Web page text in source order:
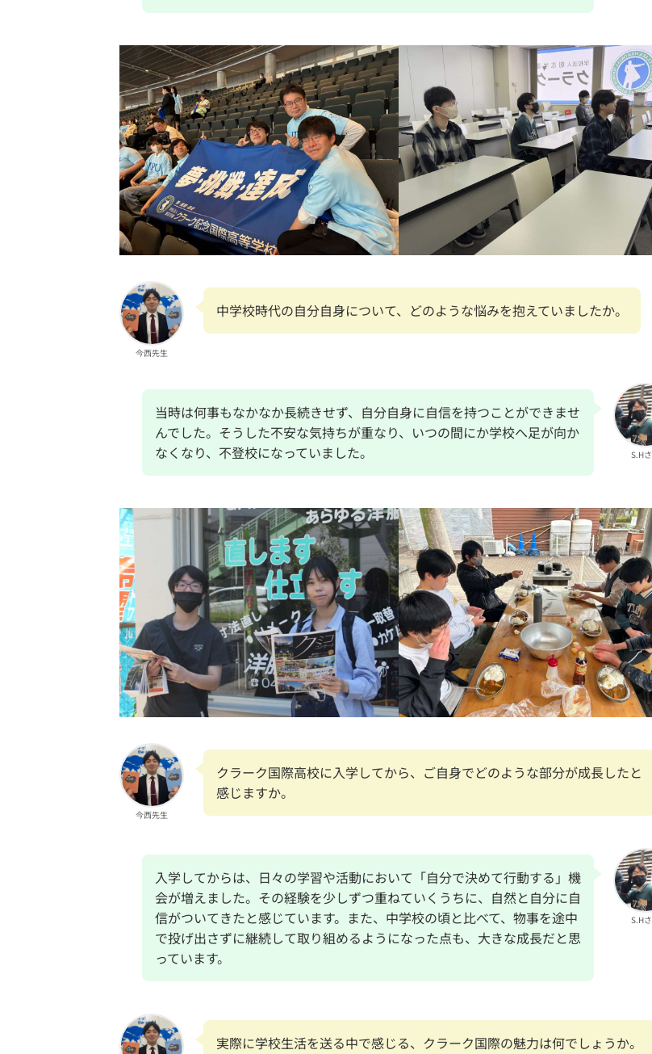
今西先生
中学校時代の自分自身について、どのような悩みを抱えていましたか。
S.H
当時は何事もなかなか長続きせず、自分自身に自信を持つことができませ
んでした。そうした不安な気持ちが重なり、いつの間にか学校へ足が向か
なくなり、不登校になっていました。
今西先生
クラーク国際高校に入学してから、ご自身でどのような部分が成長したと
感じますか。
S.H
入学してからは、日々の学習や活動において「自分で決めて行動する」機
会が増えました。その経験を少しずつ重ねていくうちに、自然と自分に自
信がついてきたと感じています。また、中学校の頃と比べて、物事を途中
で投げ出さずに継続して取り組めるようになった点も、大きな成長だと思
っています。
実際に学校生活を送る中で感じる、クラーク国際の魅力は何でしょうか。